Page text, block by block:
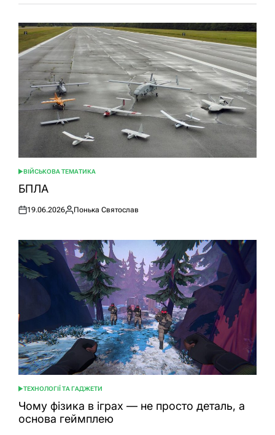
ОПУБЛІКУВАТИ
У
ВІЙСЬКОВА ТЕМАТИКА
БПЛА
Оприлюднено
19.06.2026
Опубліковано
Понька Святослав
ОПУБЛІКУВАТИ
У
ТЕХНОЛОГІЇ ТА ГАДЖЕТИ
Чому фізика в іграх — не просто деталь, а
основа геймплею